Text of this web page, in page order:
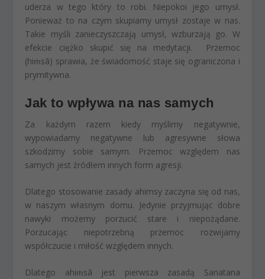
uderza w tego który to robi. Niepokoi jego umysł.
Ponieważ to na czym skupiamy umysł zostaje w nas.
Takie myśli zanieczyszczają umysł, wzburzają go. W
efekcie ciężko skupić się na medytacji. Przemoc
(hiṁsā) sprawia, że świadomość staje się ograniczona i
prymitywna.
Jak to wpływa na nas samych
Za każdym razem kiedy myślimy negatywnie,
wypowiadamy negatywne lub agresywne słowa
szkodzimy sobie samym. Przemoc względem nas
samych jest źródłem innych form agresji.
Dlatego stosowanie zasady ahimsy zaczyna się od nas,
w naszym własnym domu. Jedynie przyjmując dobre
nawyki możemy porzucić stare i niepożądane.
Porzucając niepotrzebną przemoc rozwijamy
współczucie i miłość względem innych.
Dlatego ahiṁsā jest pierwsza zasadą Sanatana